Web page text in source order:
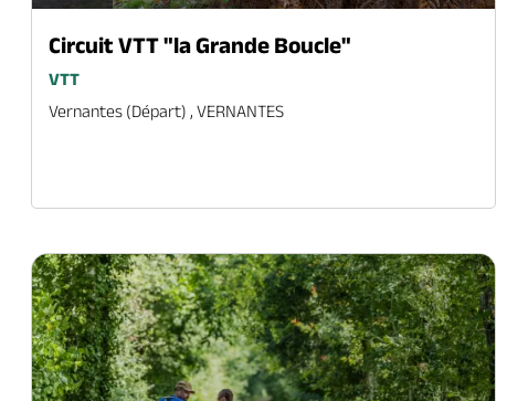
Circuit VTT "la Grande Boucle"
VTT
Vernantes (départ) , VERNANTES